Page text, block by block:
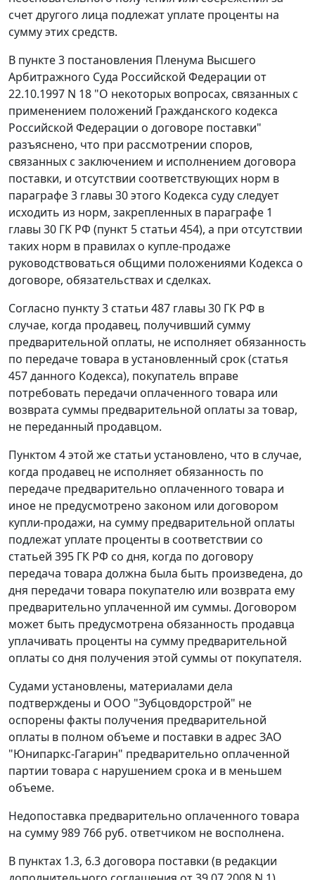
счет другого лица подлежат уплате проценты на
сумму этих средств.
В пункте 3 постановления Пленума Высшего
Арбитражного Суда Российской Федерации от
22.10.1997 N 18 "О некоторых вопросах, связанных с
применением положений Гражданского кодекса
Российской Федерации о договоре поставки"
разъяснено, что при рассмотрении споров,
связанных с заключением и исполнением договора
поставки, и отсутствии соответствующих норм в
параграфе 3 главы 30 этого Кодекса суду следует
исходить из норм, закрепленных в параграфе 1
главы 30 ГК РФ (пункт 5 статьи 454), а при отсутствии
таких норм в правилах о купле-продаже
руководствоваться общими положениями Кодекса о
договоре, обязательствах и сделках.
Согласно пункту 3 статьи 487 главы 30 ГК РФ в
случае, когда продавец, получивший сумму
предварительной оплаты, не исполняет обязанность
по передаче товара в установленный срок (статья
457данного Кодекса), покупатель вправе
потребовать передачи оплаченного товара или
возврата суммы предварительной оплаты за товар,
не переданный продавцом.
Пунктом 4этой же статьи установлено, что в случае,
когда продавец не исполняет обязанность по
передаче предварительно оплаченного товара и
иное не предусмотрено законом или договором
купли-продажи, на сумму предварительной оплаты
подлежат уплате проценты в соответствии со
статьей 395 ГК РФ со дня, когда по договору
передача товара должна была быть произведена, до
дня передачи товара покупателю или возврата ему
предварительно уплаченной им суммы. Договором
может быть предусмотрена обязанность продавца
уплачивать проценты на сумму предварительной
оплаты со дня получения этой суммы от покупателя.
Судами установлены, материалами дела
подтверждены и ООО "Зубцовдорстрой" не
оспорены факты получения предварительной
оплаты в полном объеме и поставки в адрес ЗАО
"Юнипаркс-Гагарин" предварительно оплаченной
партии товара с нарушением срока и в меньшем
объеме.
Недопоставка предварительно оплаченного товара
на сумму 989 766 руб. ответчиком не восполнена.
В пунктах 1.3, 6.3 договора поставки (в редакции